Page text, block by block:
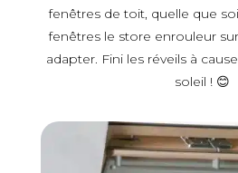
fenêtres de toit, quelle que
fenêtres le store enrouleur
adapter. Fini les réveils à
soleil ! 😊